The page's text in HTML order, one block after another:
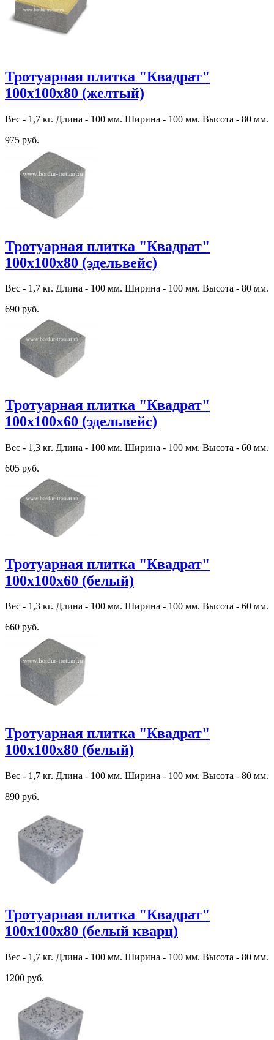
Тротуарная плитка "Квадрат"
100х100х80 (желтый)
Вес - 1,7 кг. Длина - 100 мм. Ширина - 100 мм. Высота - 80 мм.
975 руб.
Тротуарная плитка "Квадрат"
100х100х80 (эдельвейс)
Вес - 1,7 кг. Длина - 100 мм. Ширина - 100 мм. Высота - 80 мм.
690 руб.
Тротуарная плитка "Квадрат"
100х100х60 (эдельвейс)
Вес - 1,3 кг. Длина - 100 мм. Ширина - 100 мм. Высота - 60 мм.
605 руб.
Тротуарная плитка "Квадрат"
100х100х60 (белый)
Вес - 1,3 кг. Длина - 100 мм. Ширина - 100 мм. Высота - 60 мм.
660 руб.
Тротуарная плитка "Квадрат"
100х100х80 (белый)
Вес - 1,7 кг. Длина - 100 мм. Ширина - 100 мм. Высота - 80 мм.
890 руб.
Тротуарная плитка "Квадрат"
100х100х80 (белый кварц)
Вес - 1,7 кг. Длина - 100 мм. Ширина - 100 мм. Высота - 80 мм.
1200 руб.